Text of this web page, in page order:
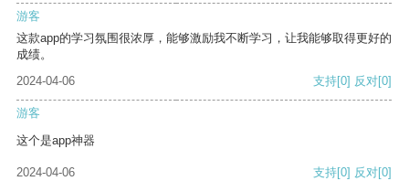
游客
这款app的学习氛围很浓厚，能够激励我不断学习，让我能够取得更好的
成绩。
2024-04-06
支持[0] 反对[0]
游客
这个是app神器
2024-04-06 支持[0] 反对[0]